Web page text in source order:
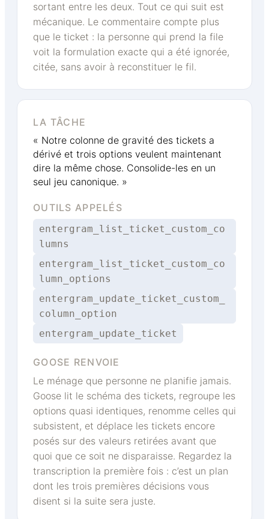
sortant entre les deux. Tout ce qui suit est
mécanique. Le commentaire compte plus
que le ticket : la personne qui prend la file
voit la formulation exacte qui a été ignorée,
citée, sans avoir à reconstituer le fil.
LA TÂCHE
« Notre colonne de gravité des tickets a
dérivé et trois options veulent maintenant
dire la même chose. Consolide-les en un
seul jeu canonique. »
OUTILS APPELÉS
entergram_list_ticket_custom_co
lumns
entergram_list_ticket_custom_co
lumn_options
entergram_update_ticket_custom_
column_option
entergram_update_ticket
GOOSE RENVOIE
Le ménage que personne ne planifie jamais.
Goose lit le schéma des tickets, regroupe les
options quasi identiques, renomme celles qui
subsistent, et déplace les tickets encore
posés sur des valeurs retirées avant que
quoi que ce soit ne disparaisse. Regardez la
transcription la première fois : c’est un plan
dont les trois premières décisions vous
disent si la suite sera juste.